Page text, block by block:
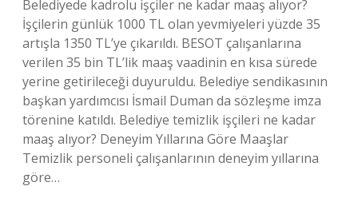
Belediyede kadrolu işçiler ne kadar maaş alıyor?
İşçilerin günlük 1000 TL olan yevmiyeleri yüzde 35
artışla 1350 TL’ye çıkarıldı. BESOT çalışanlarına
verilen 35 bin TL’lik maaş vaadinin en kısa sürede
yerine getirileceği duyuruldu. Belediye sendikasının
başkan yardımcısı İsmail Duman da sözleşme imza
törenine katıldı. Belediye temizlik işçileri ne kadar
maaş alıyor? Deneyim Yıllarına Göre Maaşlar
Temizlik personeli çalışanlarının deneyim yıllarına
göre…